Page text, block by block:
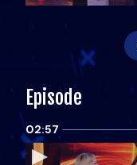
Episode
02:57